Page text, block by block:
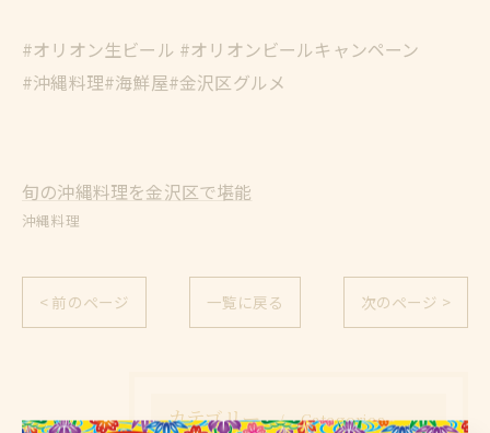
#オリオン生ビール #オリオンビールキャンペーン
#沖縄料理#海鮮屋#金沢区グルメ
旬の沖縄料理を金沢区で堪能
沖縄料理
< 前のページ 一覧に戻る 次のページ >
カテゴリー Categories